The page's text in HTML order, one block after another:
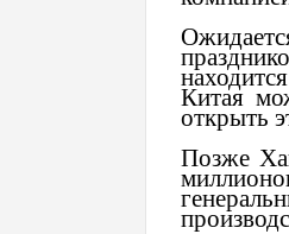
Китая
открыть
Позже